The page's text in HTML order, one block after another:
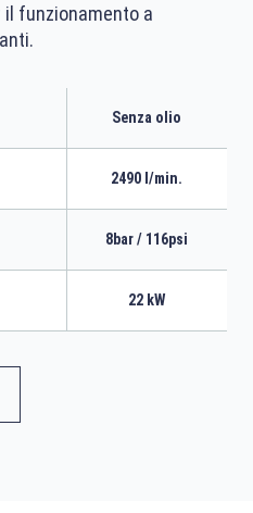
funzionamento a
Senza olio
2490 l/min.
8bar / 116psi
22 kW